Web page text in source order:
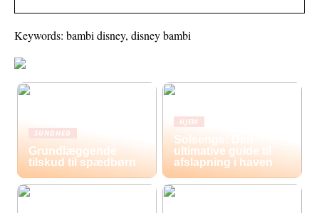
Keywords: bambi disney, disney bambi
SUNDHED
Grundlæggende
tilskud til spædbørn
HJEM
Solsenge: Den
ultimative guide til
afslapning i haven